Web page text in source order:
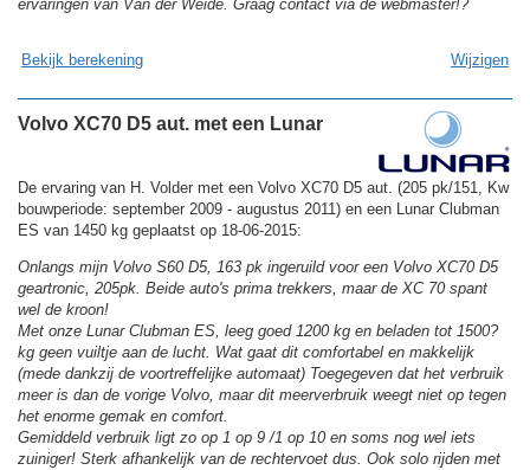
ervaringen van Van der Weide. Graag contact via de webmaster!?
Bekijk berekening Wijzigen
Volvo XC70 D5 aut. met een Lunar
De ervaring van H. Volder met een Volvo XC70 D5 aut. (205 pk/151, Kw
bouwperiode: september 2009 - augustus 2011) en een Lunar Clubman
ES van 1450 kg geplaatst op 18-06-2015:
Onlangs mijn Volvo S60 D5, 163 pk ingeruild voor een Volvo XC70 D5
geartronic, 205pk. Beide auto's prima trekkers, maar de XC 70 spant
wel de kroon!
Met onze Lunar Clubman ES, leeg goed 1200 kg en beladen tot 1500?
kg geen vuiltje aan de lucht. Wat gaat dit comfortabel en makkelijk
(mede dankzij de voortreffelijke automaat) Toegegeven dat het verbruik
meer is dan de vorige Volvo, maar dit meerverbruik weegt niet op tegen
het enorme gemak en comfort.
Gemiddeld verbruik ligt zo op 1 op 9 /1 op 10 en soms nog wel iets
zuiniger! Sterk afhankelijk van de rechtervoet dus. Ook solo rijden met